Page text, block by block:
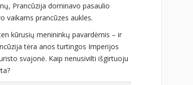
Prancūzija dominavo pasaulio
vaikams prancūzes aukles.
kūrusių menininkų pavardėmis – ir
tėra anos turtingos Imperijos
svajonė. Kaip nenusivilti išgirtuoju